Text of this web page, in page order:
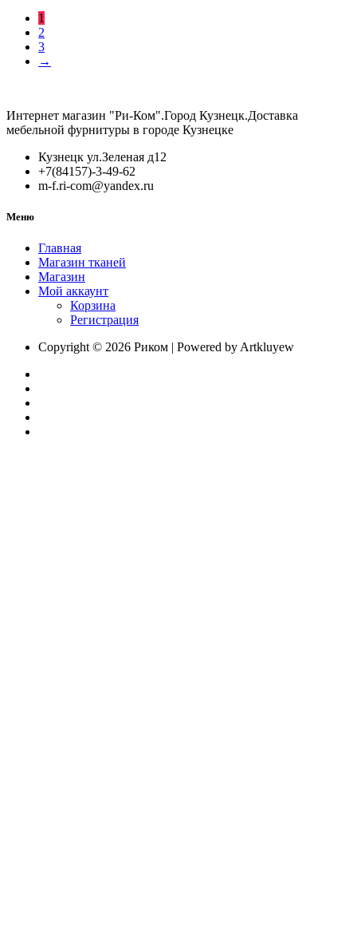
1
2
3
→
Интернет магазин "Ри-Ком".Город Кузнецк.Доставка
мебельной фурнитуры в городе Кузнецке
Кузнецк ул.Зеленая д12
+7(84157)-3-49-62
m-f.ri-com@yandex.ru
Меню
Главная
Магазин тканей
Магазин
Мой аккаунт
Корзина
Регистрация
Copyright © 2026 Риком | Powered by Artkluyew